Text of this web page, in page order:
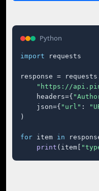
Python
import requests
response =
"https://
    headers={
    json={
"url" :
)
for item in
print (item[